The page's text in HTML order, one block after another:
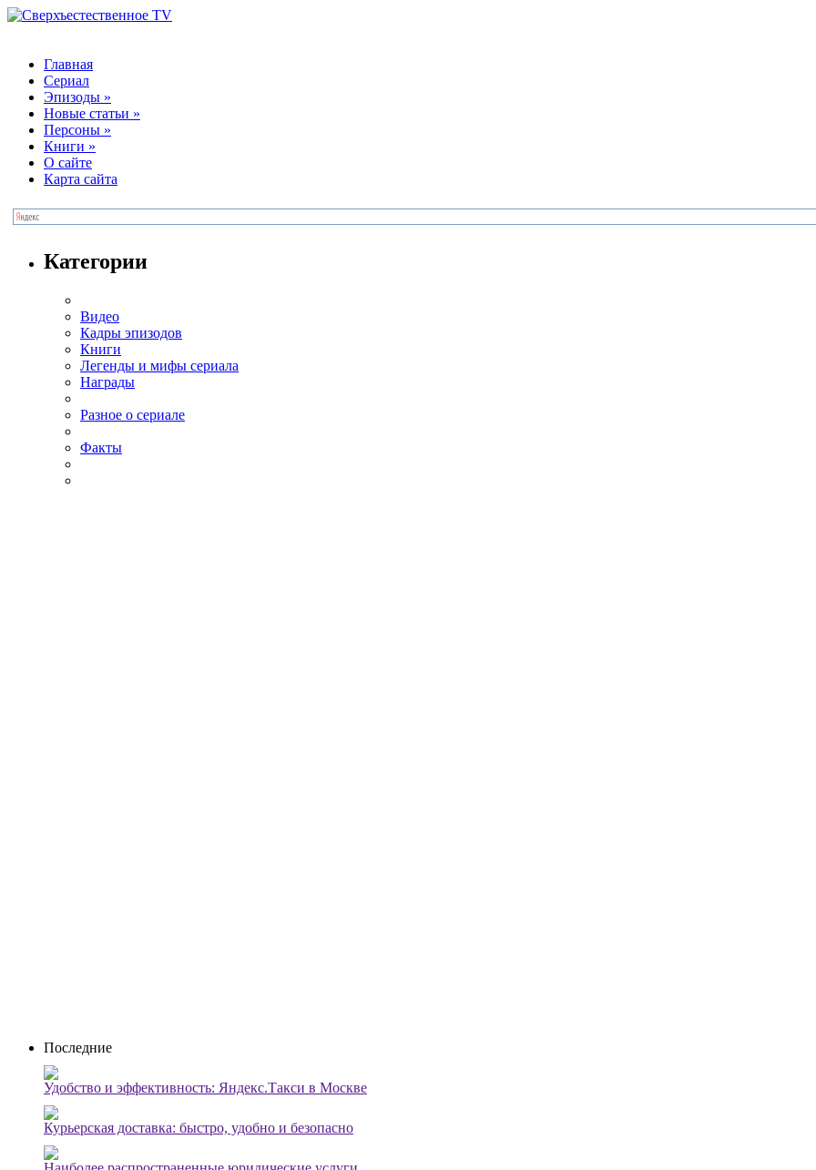
Главная
Сериал
Эпизоды »
Новые статьи »
Персоны »
Книги »
О сайте
Карта сайта
Категории
Видео
Кадры эпизодов
Книги
Легенды и мифы сериала
Награды
Разное о сериале
Факты
Последние
Удобство и эффективность: Яндекс.Такси в Москве
Курьерская доставка: быстро, удобно и безопасно